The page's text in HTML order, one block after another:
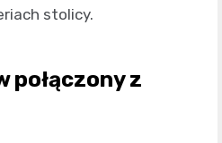
stolicy.
połączony z